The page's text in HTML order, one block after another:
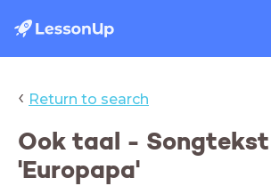
‹ Return to search
Ook taal - Songtekst |
'Europapa'